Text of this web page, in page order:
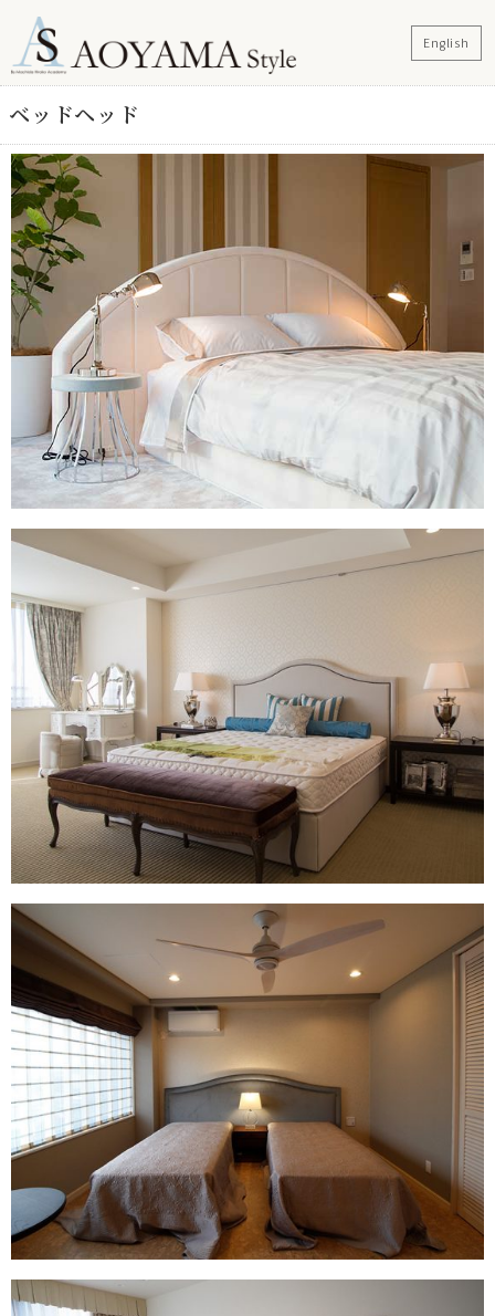
English
ベッドヘッド